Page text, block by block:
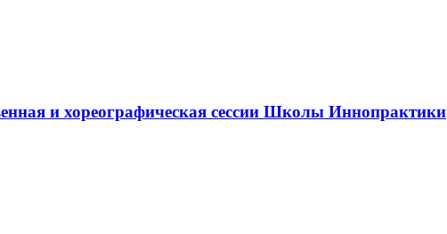
и хореографическая сессии Школы Иннопрактики